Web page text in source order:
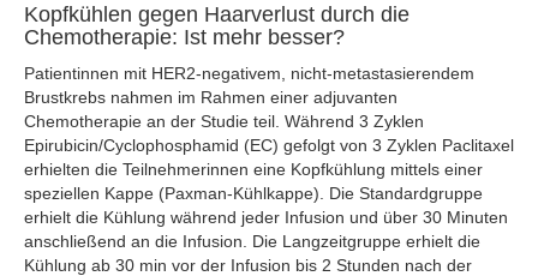
Kopfkühlen gegen Haarverlust durch die
Chemotherapie: Ist mehr besser?
Patientinnen mit HER2-negativem, nicht-metastasierendem
Brustkrebs nahmen im Rahmen einer adjuvanten
Chemotherapie an der Studie teil. Während 3 Zyklen
Epirubicin/Cyclophosphamid (EC) gefolgt von 3 Zyklen Paclitaxel
erhielten die Teilnehmerinnen eine Kopfkühlung mittels einer
speziellen Kappe (Paxman-Kühlkappe). Die Standardgruppe
erhielt die Kühlung während jeder Infusion und über 30 Minuten
anschließend an die Infusion. Die Langzeitgruppe erhielt die
Kühlung ab 30 min vor der Infusion bis 2 Stunden nach der